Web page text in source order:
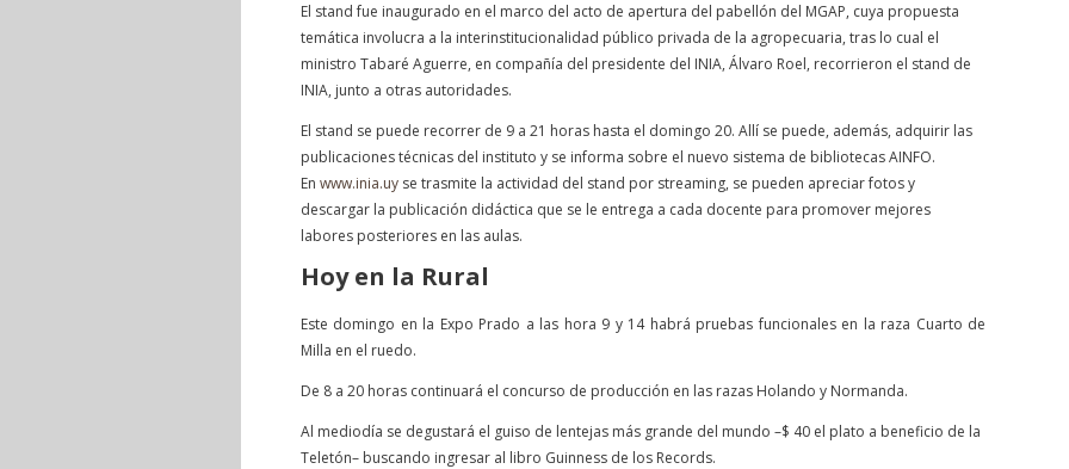
El stand fue inaugurado en el marco del acto de apertura del pabellón del MGAP, cuya propuesta
temática involucra a la interinstitucionalidad público privada de la agropecuaria, tras lo cual el
ministro Tabaré Aguerre, en compañía del presidente del INIA, Álvaro Roel, recorrieron el stand de
INIA, junto a otras autoridades.
El stand se puede recorrer de 9 a 21 horas hasta el domingo 20. Allí se puede, además, adquirir las
publicaciones técnicas del instituto y se informa sobre el nuevo sistema de bibliotecas AINFO.
En www.inia.uy se trasmite la actividad del stand por streaming, se pueden apreciar fotos y
descargar la publicación didáctica que se le entrega a cada docente para promover mejores
labores posteriores en las aulas.
Hoy en la Rural
Este domingo en la Expo Prado a las hora 9 y 14 habrá pruebas funcionales en la raza Cuarto de
Milla en el ruedo.
De 8 a 20 horas continuará el concurso de producción en las razas Holando y Normanda.
Al mediodía se degustará el guiso de lentejas más grande del mundo –$ 40 el plato a beneficio de la
Teletón– buscando ingresar al libro Guinness de los Records.